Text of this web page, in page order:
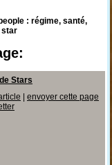
: régime, santé,
star
Stars
envoyer cette page